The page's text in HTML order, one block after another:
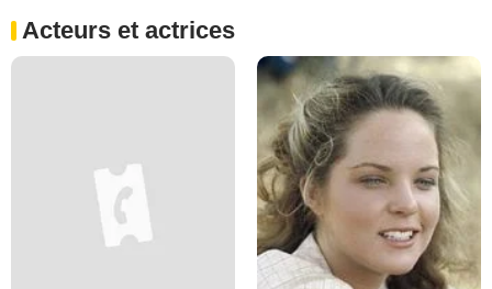
Acteurs et actrices